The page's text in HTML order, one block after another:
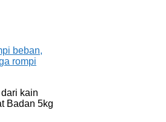
kain
Badan 5kg